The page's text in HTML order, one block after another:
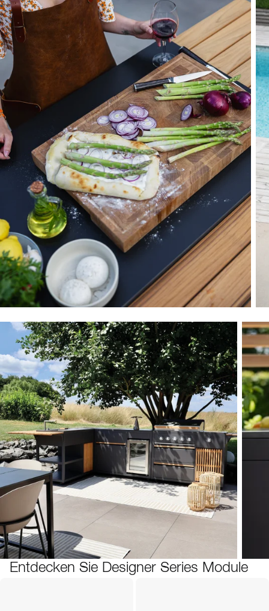
Entdecken Sie Designer Series Module